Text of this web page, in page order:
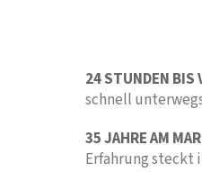
24 STUNDEN BIS
schnell
35 JAHRE AM
Erfahrung steckt